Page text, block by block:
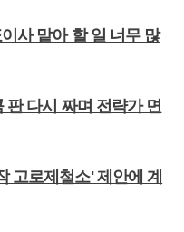
사 맡아 할 일 너무 많
다시 짜며 전략가 면
고로제철소' 제안에 계